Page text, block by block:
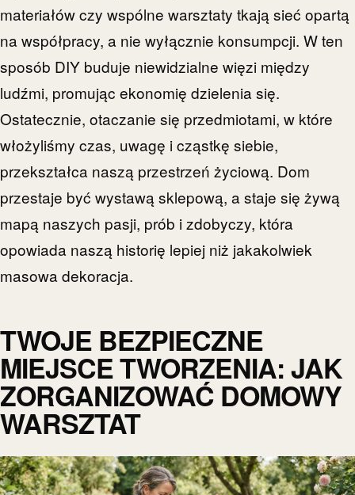
materiałów czy wspólne warsztaty tkają sieć opartą
na współpracy, a nie wyłącznie konsumpcji. W ten
sposób DIY buduje niewidzialne więzi między
ludźmi, promując ekonomię dzielenia się.
Ostatecznie, otaczanie się przedmiotami, w które
włożyliśmy czas, uwagę i cząstkę siebie,
przekształca naszą przestrzeń życiową. Dom
przestaje być wystawą sklepową, a staje się żywą
mapą naszych pasji, prób i zdobyczy, która
opowiada naszą historię lepiej niż jakakolwiek
masowa dekoracja.
TWOJE BEZPIECZNE
MIEJSCE TWORZENIA: JAK
ZORGANIZOWAĆ DOMOWY
WARSZTAT